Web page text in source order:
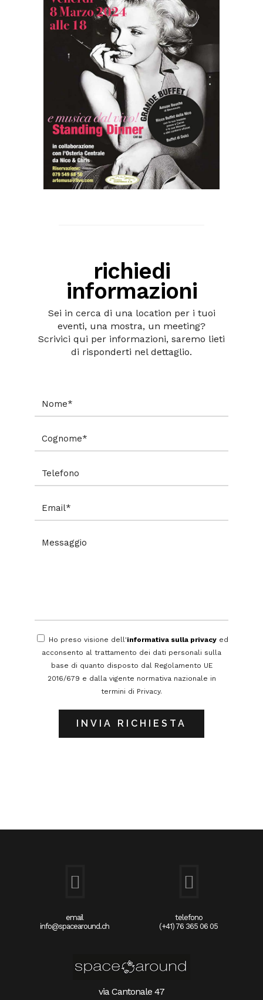
richiedi
informazioni
Sei in cerca di una location per i tuoi
eventi, una mostra, un meeting?
Scrivici qui per informazioni, saremo lieti
di risponderti nel dettaglio.
Ho preso visione dell'informativa sulla privacy ed
acconsento al trattamento dei dati personali sulla
base di quanto disposto dal Regolamento UE
2016/679 e dalla vigente normativa nazionale in
termini di Privacy.
email
info@spacearound.ch
telefono
(+41) 76 365 06 05
via Cantonale 47